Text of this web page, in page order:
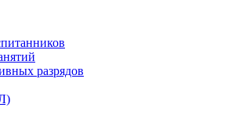
разрядов